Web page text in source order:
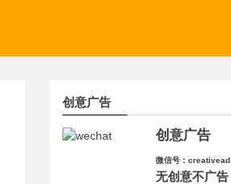
创意广告
创意广告
微信号：creativead
无创意不广告